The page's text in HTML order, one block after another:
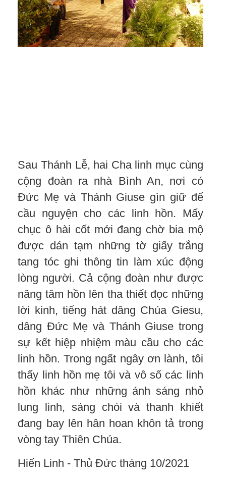
Sau Thánh Lễ, hai Cha linh mục cùng
cộng đoàn ra nhà Bình An, nơi có
Đức Mẹ và Thánh Giuse gìn giữ để
cầu nguyện cho các linh hồn. Mấy
chục ô hài cốt mới đang chờ bia mộ
được dán tạm những tờ giấy trắng
tang tóc ghi thông tin làm xúc động
lòng người. Cả cộng đoàn như được
nâng tâm hồn lên tha thiết đọc những
lời kinh, tiếng hát dâng Chúa Giesu,
dâng Đức Mẹ và Thánh Giuse trong
sự kết hiệp nhiệm màu cầu cho các
linh hồn. Trong ngất ngây ơn lành, tôi
thấy linh hồn mẹ tôi và vô số các linh
hồn khác như những ánh sáng nhỏ
lung linh, sáng chói và thanh khiết
đang bay lên hân hoan khôn tả trong
vòng tay Thiên Chúa.
Hiển Linh - Thủ Đức tháng 10/2021